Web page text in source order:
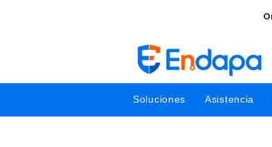
Soluciones Asistencia